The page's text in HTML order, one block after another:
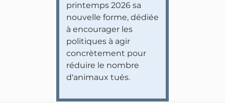
printemps 2026 sa
nouvelle forme, dédiée
à encourager les
politiques à agir
concrètement pour
réduire le nombre
d'animaux tués.